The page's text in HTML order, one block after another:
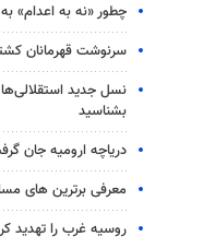
چطور «نه به اعدام»
سرنوشت قهرمانان کشتی
بشناسید
دریاچه ارومیه جان گرفت؛ ورود
معرفی برترین های
روسیه غرب را تهدید